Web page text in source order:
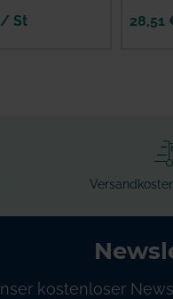
/ St
kostenloser